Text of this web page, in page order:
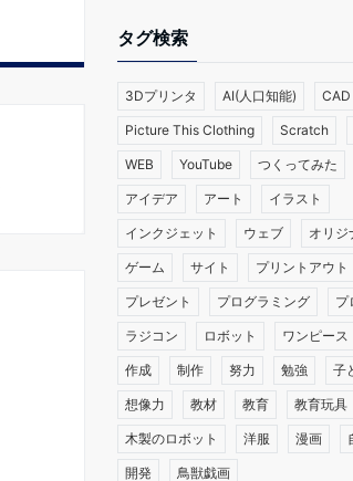
タグ検索
3Dプリンタ AI(人口知能) CAD
Picture This Clothing Scratch
WEB YouTube つくってみた
アイデア アート イラスト
インクジェット ウェブ オリジ
ゲーム サイト プリントアウト
プレゼント プログラミング プ
ラジコン ロボット ワンピース
作成 制作 努力 勉強 子
想像力 教材 教育 教育玩具
木製のロボット 洋服 漫画
開発 鳥獣戯画